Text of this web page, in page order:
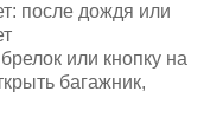
после дождя или
или кнопку на
багажник,